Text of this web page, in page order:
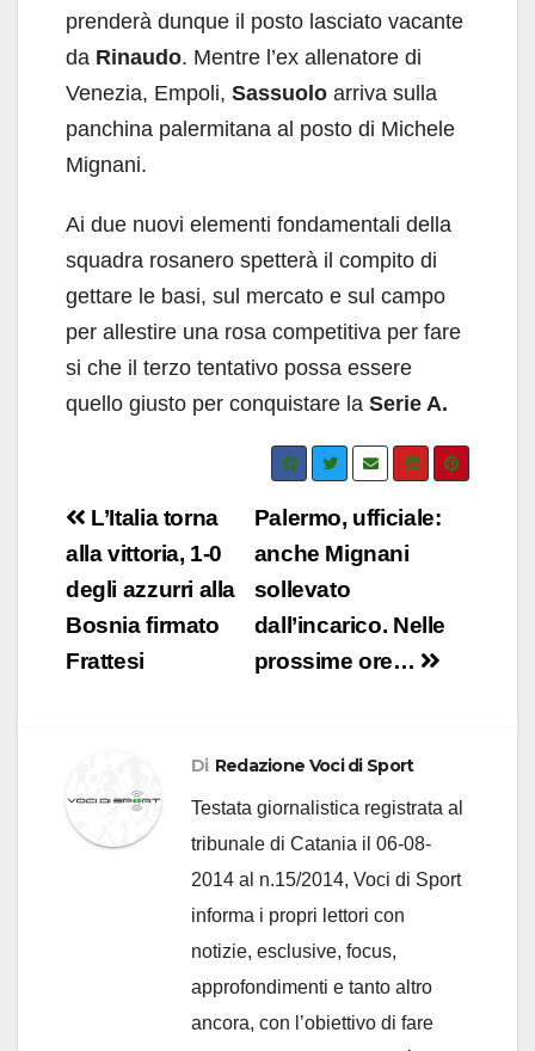
prenderà dunque il posto lasciato vacante
da Rinaudo. Mentre l’ex allenatore di
Venezia, Empoli, Sassuolo arriva sulla
panchina palermitana al posto di Michele
Mignani.
Ai due nuovi elementi fondamentali della
squadra rosanero spetterà il compito di
gettare le basi, sul mercato e sul campo
per allestire una rosa competitiva per fare
si che il terzo tentativo possa essere
quello giusto per conquistare la Serie A.
Navigazione
articoli
Palermo, ufficiale:
anche Mignani
sollevato
dall’incarico. Nelle
prossime ore…
L’Italia torna
alla vittoria, 1-0
degli azzurri alla
Bosnia firmato
Frattesi
Di Redazione Voci di Sport
Testata giornalistica registrata al
tribunale di Catania il 06-08-
2014 al n.15/2014, Voci di Sport
informa i propri lettori con
notizie, esclusive, focus,
approfondimenti e tanto altro
ancora, con l’obiettivo di fare